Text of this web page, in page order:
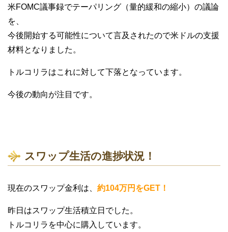
米FOMC議事録でテーパリング（量的緩和の縮小）の議論
を、
今後開始する可能性について言及されたので米ドルの支援
材料となりました。
トルコリラはこれに対して下落となっています。
今後の動向が注目です。
スワップ生活の進捗状況！
現在のスワップ金利は、 約104万円をGET！
昨日はスワップ生活積立日でした。
トルコリラを中心に購入しています。